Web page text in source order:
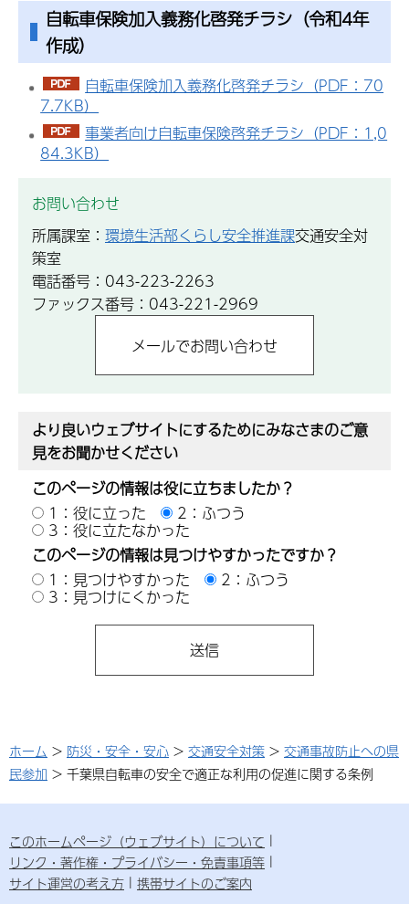
自転車保険加入義務化啓発チラシ（令和4年
作成）
自転車保険加入義務化啓発チラシ（PDF：70
7.7KB）
事業者向け自転車保険啓発チラシ（PDF：1,0
84.3KB）
お問い合わせ
所属課室： 環境生活部くらし安全推進課交通安全対
策室
電話番号：043-223-2263
ファックス番号：043-221-2969
より良いウェブサイトにするためにみなさまのご意
見をお聞かせください
このページの情報は役に立ちましたか？
1：役に立った
2：ふつう
3：役に立たなかった
このページの情報は見つけやすかったですか？
1：見つけやすかった
2：ふつう
3：見つけにくかった
ホーム > 防災・安全・安心 > 交通安全対策 > 交通事故防止への県
民参加 > 千葉県自転車の安全で適正な利用の促進に関する条例
このホームページ（ウェブサイト）について
リンク・著作権・プライバシー・免責事項等
サイト運営の考え方
携帯サイトのご案内